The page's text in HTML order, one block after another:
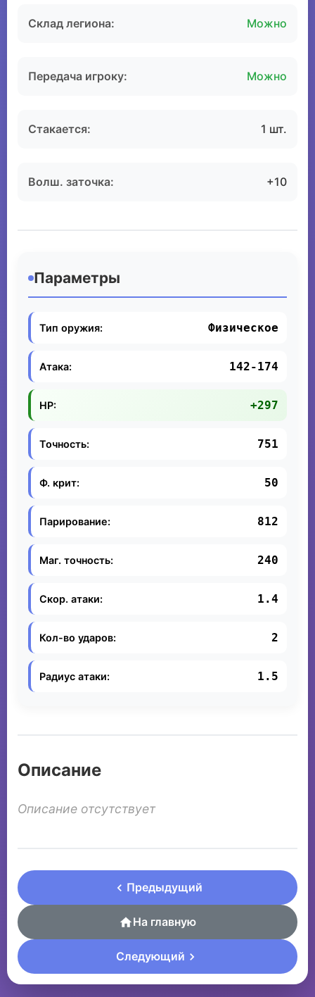
Склад легиона: Можно
Передача игроку: Можно
Стакается: 1 шт.
Волш. заточка: +10
Параметры
Тип оружия: Физическое
Атака: 142-174
HP: +297
Точность: 751
Ф. крит: 50
Парирование: 812
Маг. точность: 240
Скор. атаки: 1.4
Кол-во ударов: 2
Радиус атаки: 1.5
Описание
Описание отсутствует
Предыдущий
На главную
Следующий